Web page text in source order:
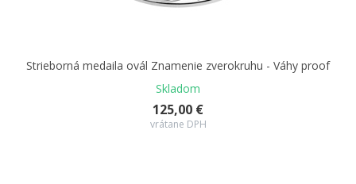
Strieborná medaila ovál Znamenie zverokruhu - Váhy proof
Skladom
125,00 €
vrátane DPH